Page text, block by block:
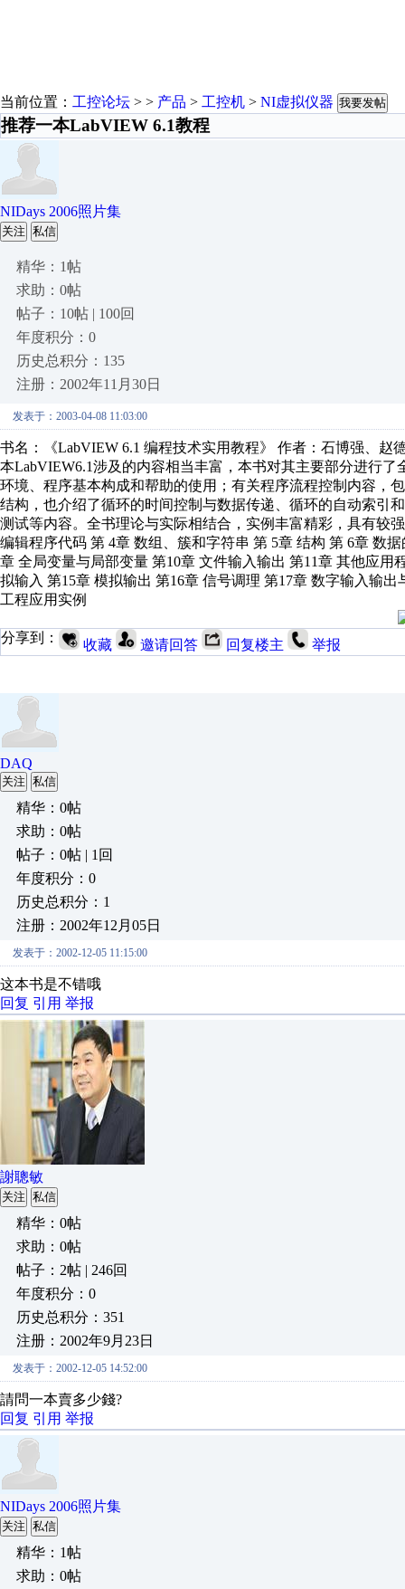
当前位置： 工控论坛 > > 产品 > 工控机 > NI虚拟仪器 我要发帖
推荐一本LabVIEW 6.1教程
NIDays 2006照片集
关注 私信
精华：1帖
求助：0帖
帖子：10帖 | 100回
年度积分：0
历史总积分：135
注册：2002年11月30日
发表于：2003-04-08 11:03:00
书名：《LabVIEW 6.1 编程技术实用教程》 作者：石博强、
本LabVIEW6.1涉及的内容相当丰富，本书对其主要部分进行
环境、程序基本构成和帮助的使用；有关程序流程控制内容，
结构，也介绍了循环的时间控制与数据传递、循环的自动索引
测试等内容。全书理论与实际相结合，实例丰富精彩，具有较强
编辑程序代码 第 4章 数组、簇和字符串 第 5章 结构 第 6章 数
章 全局变量与局部变量 第10章 文件输入输出 第11章 其他应
拟输入 第15章 模拟输出 第16章 信号调理 第17章 数字输入输
工程应用实例
分享到： 收藏 邀请回答 回复楼主 举报
DAQ
关注 私信
精华：0帖
求助：0帖
帖子：0帖 | 1回
年度积分：0
历史总积分：1
注册：2002年12月05日
发表于：2002-12-05 11:15:00
这本书是不错哦
回复 引用 举报
謝聰敏
关注 私信
精华：0帖
求助：0帖
帖子：2帖 | 246回
年度积分：0
历史总积分：351
注册：2002年9月23日
发表于：2002-12-05 14:52:00
請問一本賣多少錢?
回复 引用 举报
NIDays 2006照片集
关注 私信
精华：1帖
求助：0帖